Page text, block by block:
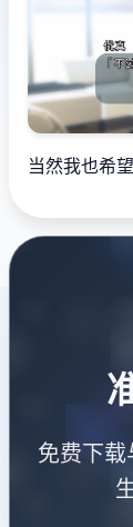
当然我也希
免费下